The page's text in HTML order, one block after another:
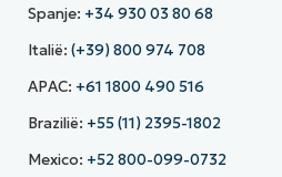
Spanje: +34 930 03 80 68
Italië: (+39) 800 974 708
APAC: +61 1800 490 516
Brazilië: +55 (11) 2395-1802
Mexico: +52 800-099-0732